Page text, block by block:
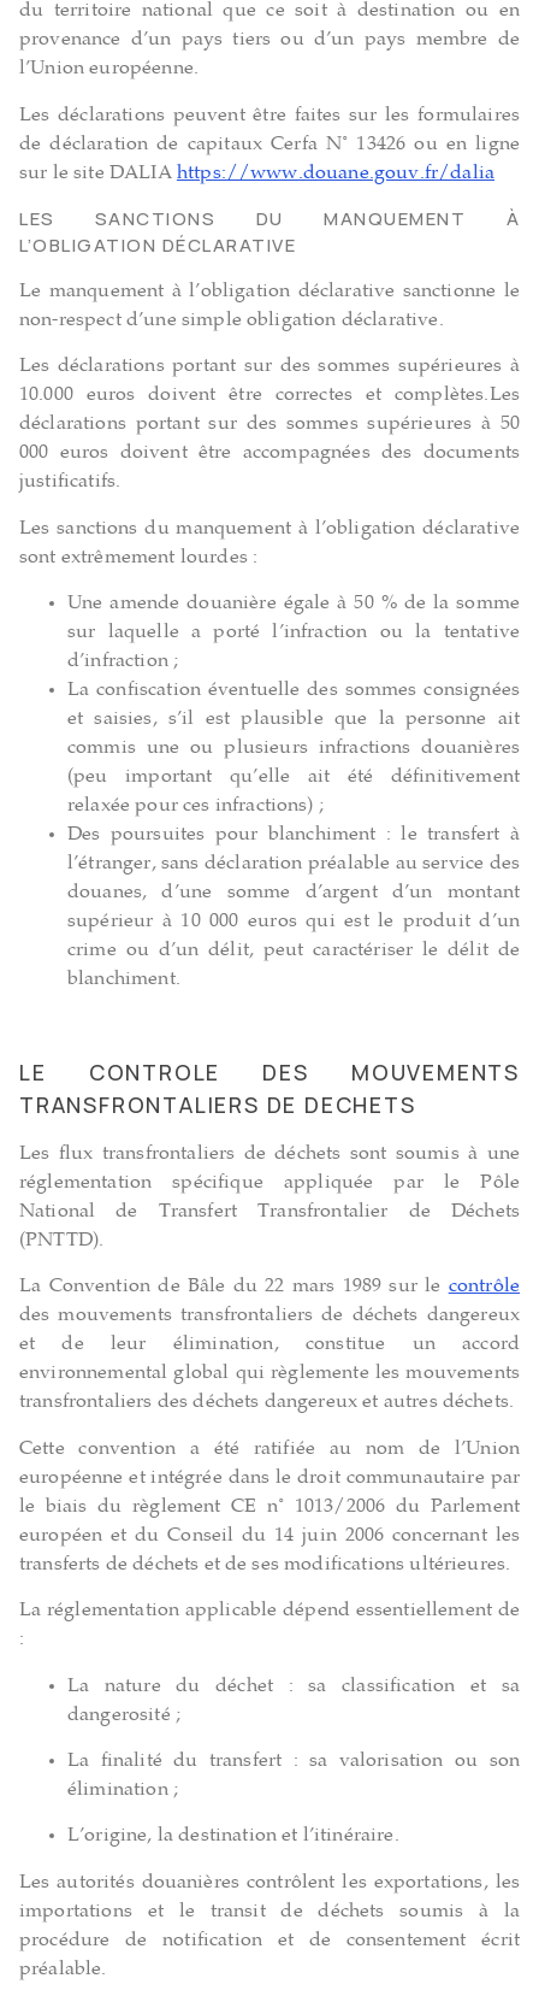
du territoire national que ce soit à destination ou en
provenance d’un pays tiers ou d’un pays membre de
l’Union européenne.
Les déclarations peuvent être faites sur les formulaires
de déclaration de capitaux Cerfa N° 13426 ou en ligne
sur le site DALIA https://www.douane.gouv.fr/dalia
LES SANCTIONS DU MANQUEMENT À
L’OBLIGATION DÉCLARATIVE
Le manquement à l’obligation déclarative sanctionne le
non-respect d’une simple obligation déclarative.
Les déclarations portant sur des sommes supérieures à
10.000 euros doivent être correctes et complètes.Les
déclarations portant sur des sommes supérieures à 50
000 euros doivent être accompagnées des documents
justificatifs.
Les sanctions du manquement à l’obligation déclarative
sont extrêmement lourdes :
Une amende douanière égale à 50 % de la somme
sur laquelle a porté l’infraction ou la tentative
d’infraction ;
La confiscation éventuelle des sommes consignées
et saisies, s’il est plausible que la personne ait
commis une ou plusieurs infractions douanières
(peu important qu’elle ait été définitivement
relaxée pour ces infractions) ;
Des poursuites pour blanchiment : le transfert à
l’étranger, sans déclaration préalable au service des
douanes, d’une somme d’argent d’un montant
supérieur à 10 000 euros qui est le produit d’un
crime ou d’un délit, peut caractériser le délit de
blanchiment.
LE CONTROLE DES MOUVEMENTS
TRANSFRONTALIERS DE DECHETS
Les flux transfrontaliers de déchets sont soumis à une
réglementation spécifique appliquée par le Pôle
National de Transfert Transfrontalier de Déchets
(PNTTD).
La Convention de Bâle du 22 mars 1989 sur lecontrôle
des mouvements transfrontaliers de déchets dangereux
et de leur élimination, constitue un accord
environnemental global qui règlemente les mouvements
transfrontaliers des déchets dangereux et autres déchets.
Cette convention a été ratifiée au nom de l’Union
européenne et intégrée dans le droit communautaire par
le biais du règlement CE n° 1013/2006 du Parlement
européen et du Conseil du 14 juin 2006 concernant les
transferts de déchets et de ses modifications ultérieures.
La réglementation applicable dépend essentiellement de
:
La nature du déchet : sa classification et sa
dangerosité ;
La finalité du transfert : sa valorisation ou son
élimination ;
L’origine, la destination et l’itinéraire.
Les autorités douanières contrôlent les exportations, les
importations et le transit de déchets soumis à la
procédure de notification et de consentement écrit
préalable.